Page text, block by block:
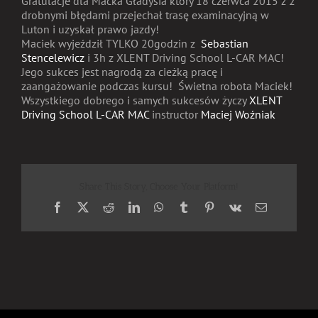
drobnymi błędami przejechał trasę examinacyjną w
Luton i uzyskał prawo jazdy!
Maciek wyjeździł TYLKO 20godzin z Sebastian
Stencelewicz i 3h z XLENT Driving School L-CAR MAC!
Jego sukces jest nagrodą za cieżką pracę i
zaangażowanie podczas kursu! Świetna robota Maciek!
Wszystkiego dobrego i samych sukcesów życzyXLENT
Driving School L-CAR MACinstructor Maciej Woźniak
Facebook
X RedditLinkedInWhatsApp
TumblrPinterest
Vk Email